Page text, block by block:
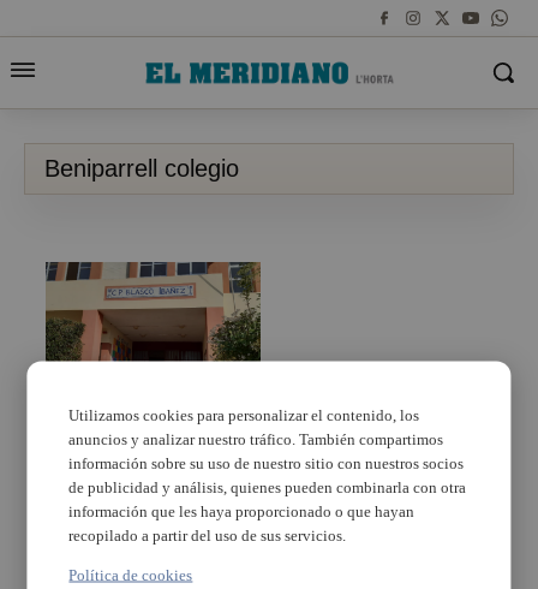
Beniparrell colegio
Familias del CEIP
Blasco Ibáñez de
Beniparrell exigen el
inicio de la obras de
reparación del centro
afectado por la
barrancada
Utilizamos cookies para personalizar el contenido, los
anuncios y analizar nuestro tráfico. También compartimos
información sobre su uso de nuestro sitio con nuestros socios
de publicidad y análisis, quienes pueden combinarla con otra
información que les haya proporcionado o que hayan
recopilado a partir del uso de sus servicios.
Política de cookies